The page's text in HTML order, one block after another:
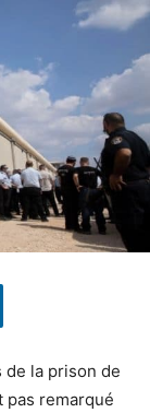
de la prison de
pas remarqué